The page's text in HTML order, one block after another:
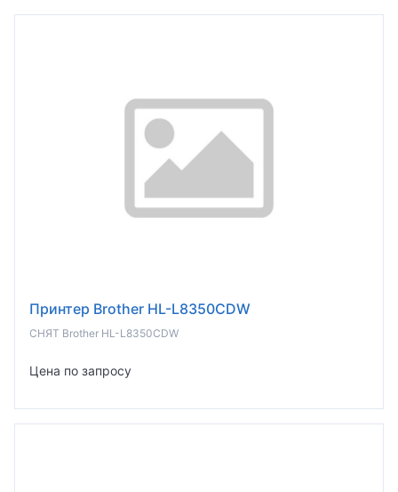
Принтер Brother HL-L8350CDW
СНЯТ Brother HL-L8350CDW
Цена по запросу